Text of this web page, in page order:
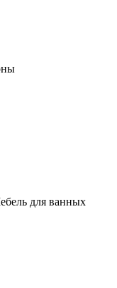
для ванных